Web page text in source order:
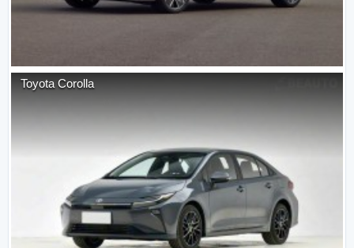
Toyota Corolla